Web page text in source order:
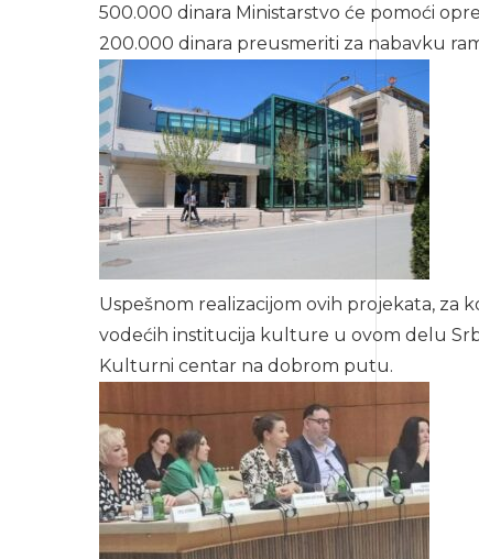
500.000 dinara Ministarstvo će pomoći
200.000 dinara preusmeriti za nabavku
Uspešnom realizacijom ovih projekata, za
vodećih institucija kulture u ovom delu
Kulturni centar na dobrom putu.